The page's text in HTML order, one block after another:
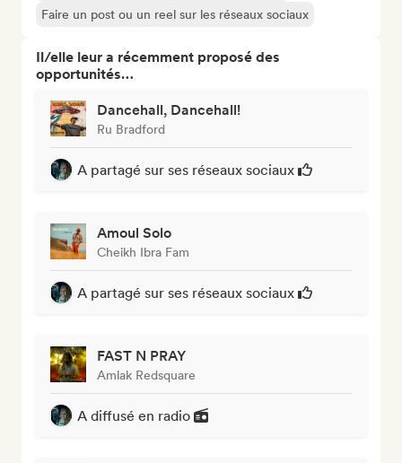
Faire un post ou un reel sur les réseaux sociaux
Il/elle leur a récemment proposé des
opportunités…
Dancehall, Dancehall!
Ru Bradford
A partagé sur ses réseaux sociaux
Amoul Solo
Cheikh Ibra Fam
A partagé sur ses réseaux sociaux
FAST N PRAY
Amlak Redsquare
A diffusé en radio